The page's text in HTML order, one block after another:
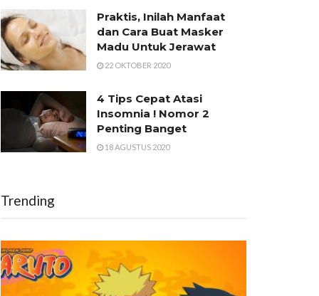
Praktis, Inilah Manfaat
dan Cara Buat Masker
Madu Untuk Jerawat
22 OKTOBER 2020
4 Tips Cepat Atasi
Insomnia ! Nomor 2
Penting Banget
18 AGUSTUS 2020
Trending